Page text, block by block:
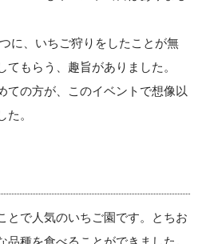
に、いちご狩りをしたことが無
もらう、趣旨がありました。
ての方が、このイベントで想像以
た。
とで人気のいちご園です。とちお
品種を食べることができました。